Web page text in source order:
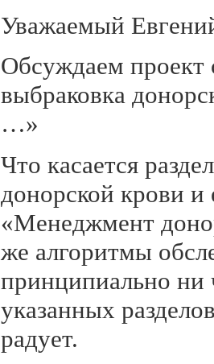
Уважаемый
Обсуждаем проект
выбраковка
…»
Что касается
донорской крови и
«Менеджмент
же алгоритмы
принципиально ни
указанных
радует.